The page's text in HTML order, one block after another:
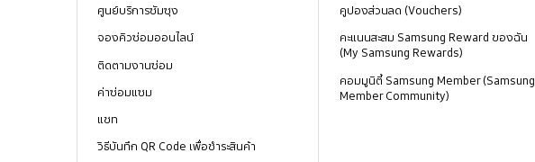
ศูนย์บริการซัมซุง
จองคิวซ่อมออนไลน์
ติดตามงานซ่อม
ค่าซ่อมแซม
แชท
วิธีบันทึก QR Code เพื่อชำระสินค้า
คูปองส่วนลด (Vouchers)
คะแนนสะสม Samsung Reward ของฉัน
(My Samsung Rewards)
คอมมูนิตี้ Samsung Member (Samsung
Member Community)